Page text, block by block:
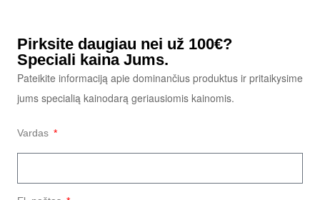
Pirksite daugiau nei už 100€?
Speciali kaina Jums.
Pateikite informaciją apie dominančius produktus ir pritaikysime
jums specialią kainodarą geriausiomis kainomis.
Vardas